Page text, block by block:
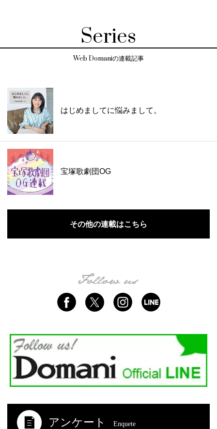
Series
Web Domaniの連載記事
はじめましてに悩みまして。
宝塚歌劇団OG
その他の連載はこちら
アンケート Enquete